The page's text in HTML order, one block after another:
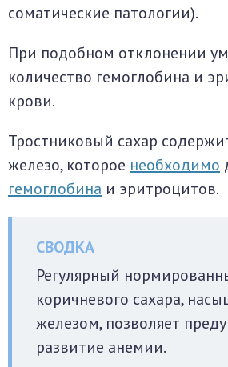
соматические патологии).
При подобном отклонении
количество гемоглобина и
крови.
Тростниковый сахар
железо, которое необходимо
гемоглобина и эритроцитов.
Регулярный
коричневого сахара,
железом, позволяет
развитие анемии.